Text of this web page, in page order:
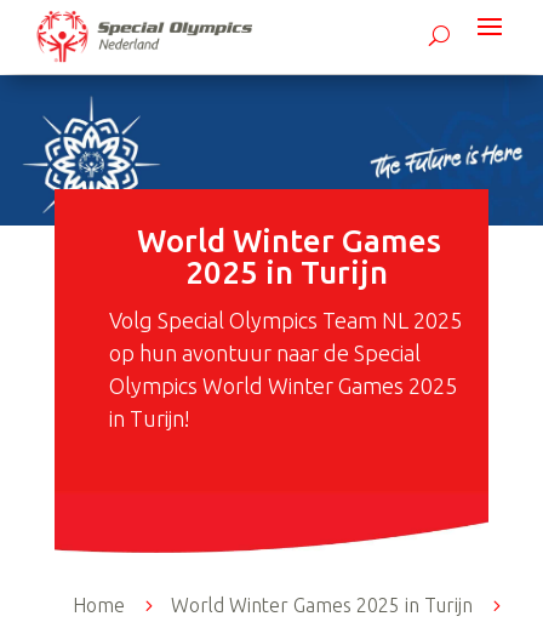
World Winter Games
2025 in Turijn
Volg Special Olympics Team NL 2025
op hun avontuur naar de Special
Olympics World Winter Games 2025
in Turijn!
Home 5 World Winter Games 2025 in Turijn
5